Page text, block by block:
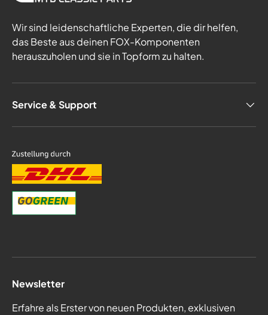
Wir sind leidenschaftliche Experten, die dir helfen,
das Beste aus deinen FOX-Komponenten
herauszuholen und sie in Topform zu halten.
Service & Support
Newsletter
Erfahre als Erster von neuen Produkten, exklusiven